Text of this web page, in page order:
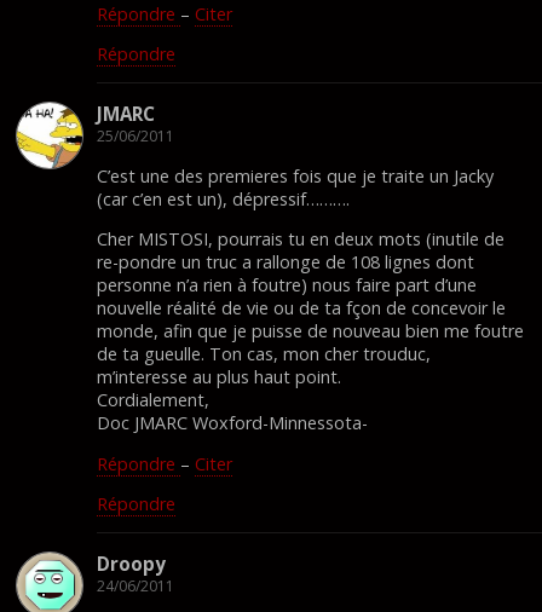
Répondre – Citer
Répondre
JMARC
25/06/2011
C’est une des premieres fois que je traite un Jacky
(car c’en est un), dépressif……….
Cher MISTOSI, pourrais tu en deux mots (inutile de
re-pondre un truc a rallonge de 108 lignes dont
personne n’a rien à foutre) nous faire part d’une
nouvelle réalité de vie ou de ta fçon de concevoir le
monde, afin que je puisse de nouveau bien me foutre
de ta gueulle. Ton cas, mon cher trouduc,
m’interesse au plus haut point.
Cordialement,
Doc JMARC Woxford-Minnessota-
Répondre – Citer
Répondre
Droopy
24/06/2011